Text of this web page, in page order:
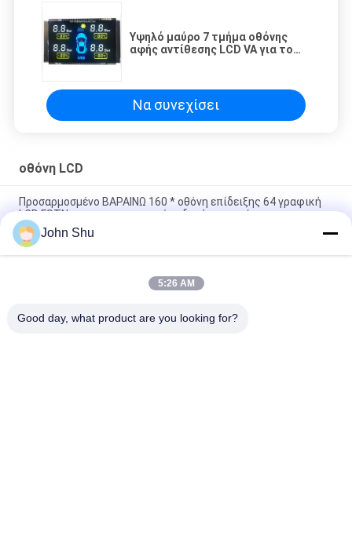
Υψηλό μαύρο 7 τμήμα οθόνης
αφής αντίθεσης LCD VA για το
Να συνεχίσει
οθόνη LCD
Προσαρμοσμένο ΒΑΡΑΙΝΩ 160 * οθόνη επίδειξης 64 γραφική
LCD FSTN με τις προαιρετικές οδηγήσεις χρώματος
Οθόνη μεγέθους LCD 160 συνήθειας FSTN 128 *, επίδειξη
συνήθειας LCD Backlight των άσπρων οδηγήσεων
Προσαρμοσμένο ΒΑΡΑΊΝΩ 92 οθόνης επίδειξης LCD * 198
John Shu
5:26 AM
Good day, what product are you looking for?